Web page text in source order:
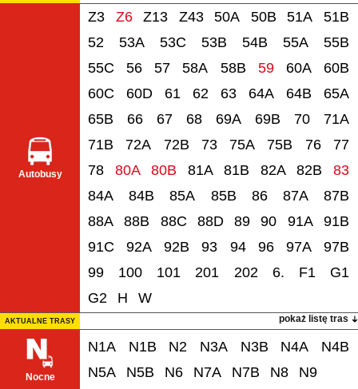
Autobusy
Z3 Z6 Z13 Z43 50A 50B 51A
51B
52
53A 53C 53B 54B 55A
55B
55C
56 57 58A 58B 59 60A
60B
60C
60D 61 62 63 64A 64B
65A
65B
66 67 68 69A 69B 70
71A
71B
72A 72B 73 75A 75B 76
77
78
80A 80B 81A 81B 82A 82B
83
84A
84B 85A 85B 86 87A
87B
88A
88B 88C 88D 89 90 91A
91B
91C
92A 92B 93 94 96 97A
97B
99
100 101 201 202 6. F1
G1
G2
H W
pokaż listę tras
AKTUALNE TRASY
Nocne
N1A N1B N2 N3A N3B N4A
N4B
N5A
N5B N6 N7A N7B N8 N9